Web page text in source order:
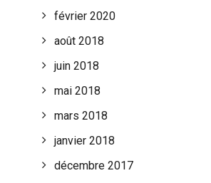
février 2020
août 2018
juin 2018
mai 2018
mars 2018
janvier 2018
décembre 2017